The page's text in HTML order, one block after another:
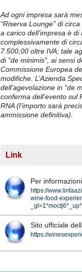
Ad ogni impresa sarà
“Riserva Lounge” di
a carico dell’impresa è
complessivamente di
7.500,00 oltre IVA; tale
di “de minimis”, ai sensi
Commissione Europea
modifiche. L’Azienda
dell’agevolazione in “de
conferma dell’evento sul
RNA (l’importo sarà
ammissione definitiva).
Link
Per
https://
wine-food-
Sito ufficiale
https://